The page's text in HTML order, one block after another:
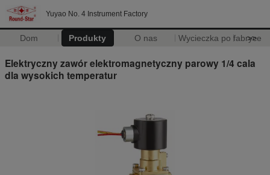
Yuyao No. 4 Instrument Factory
Dom Produkty O nas Wycieczka po fabryce
>>
Elektryczny zawór elektromagnetyczny parowy 1/4 cala
dla wysokich temperatur